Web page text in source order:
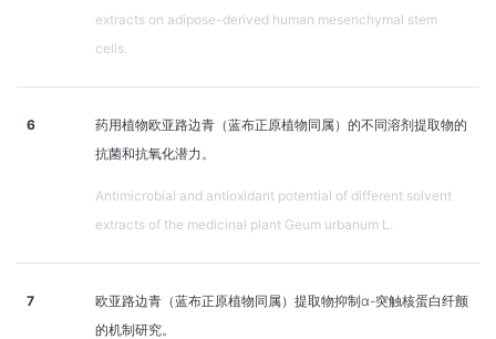
extracts on adipose-derived human mesenchymal stem
cells.
6
药用植物欧亚路边青（蓝布正原植物同属）的不同溶剂提取物的
抗菌和抗氧化潜力。
Antimicrobial and antioxidant potential of different solvent
extracts of the medicinal plant Geum urbanum L.
7
欧亚路边青（蓝布正原植物同属）提取物抑制α-突触核蛋白纤颤
的机制研究。